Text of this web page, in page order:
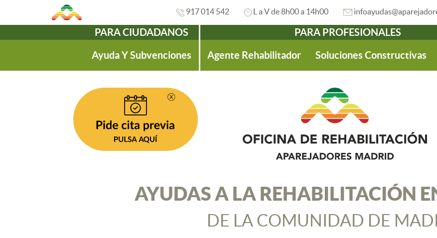
917 014 542 L a V de 8h00 a 14h00
Navegación
PARA CIUDADANOS
Ayuda Y Subvenciones
PARA PROFESIONALES
Agente Rehabilitador
Soluciones Constructivas
AYUDAS A LA REHABILITACIÓN
DE LA COMUNIDAD DE